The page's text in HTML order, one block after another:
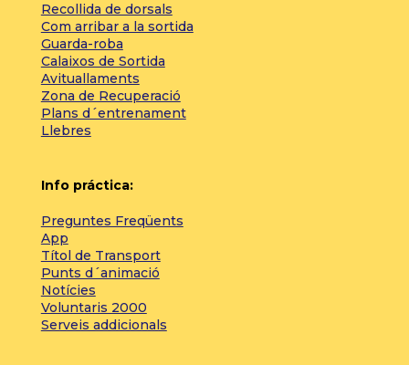
Recollida de dorsals
Com arribar a la sortida
Guarda-roba
Calaixos de Sortida
Avituallaments
Zona de Recuperació
Plans d´entrenament
Llebres
Info práctica:
Preguntes Freqüents
App
Títol de Transport
Punts d´animació
Notícies
Voluntaris 2000
Serveis addicionals